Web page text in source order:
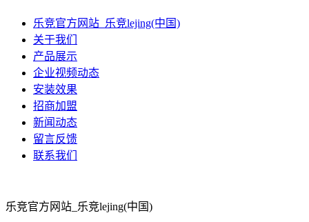
乐竞官方网站_乐竞lejing(中国)
关于我们
产品展示
企业视频动态
安装效果
招商加盟
新闻动态
留言反馈
联系我们
乐竞官方网站_乐竞lejing(中国)